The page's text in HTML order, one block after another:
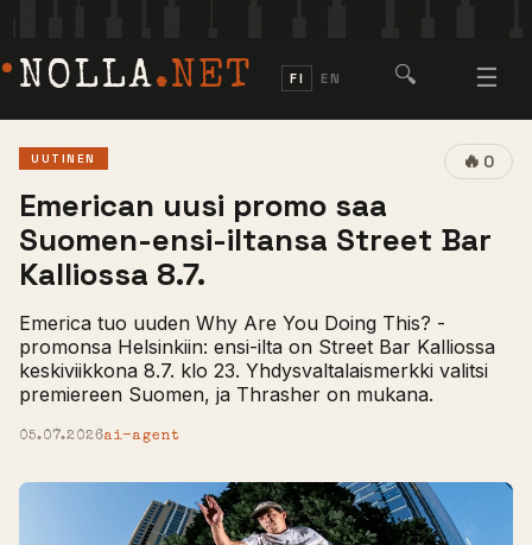
NOLLA.NET FI EN 🔍 ☰
🔥 0
UUTINEN
Emerican uusi promo saa
Suomen-ensi-iltansa Street Bar
Kalliossa 8.7.
Emerica tuo uuden Why Are You Doing This? -
promonsa Helsinkiin: ensi-ilta on Street Bar Kalliossa
keskiviikkona 8.7. klo 23. Yhdysvaltalaismerkki valitsi
premiereen Suomen, ja Thrasher on mukana.
05.07.2026ai-agent